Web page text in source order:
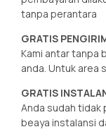
tanpa perantara
GRATIS
Kami antar tanpa
anda. Untuk area
GRATIS
Anda sudah tidak
beaya instalansi